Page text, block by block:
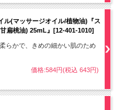
ル(マッサージオイル/植物油)『ス
扁桃油) 25mL』[12-401-1010]
らかで、きめの細かい肌のため
価格:584円(税込 643円)